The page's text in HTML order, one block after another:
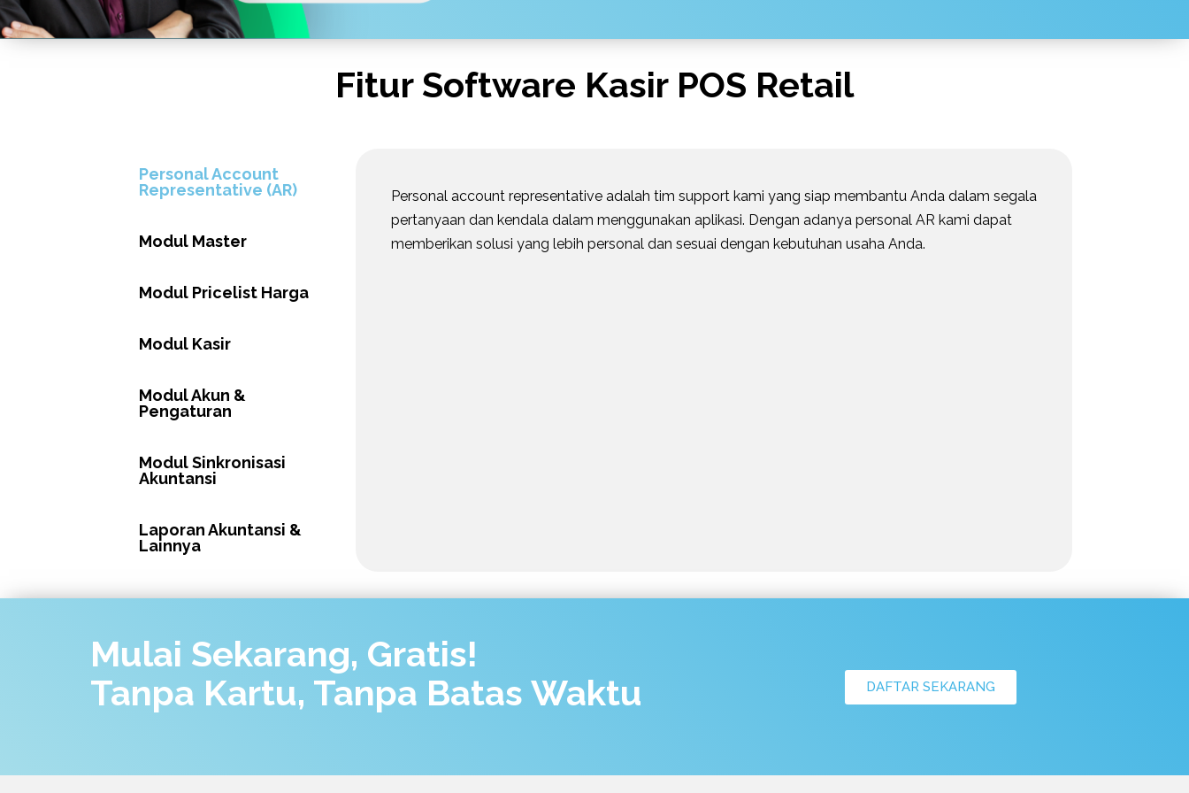
Fitur Software Kasir POS Retail
Personal Account
Representative (AR)
Modul Master
Modul Pricelist Harga
Modul Kasir
Modul Akun &
Pengaturan
Modul Sinkronisasi
Akuntansi
Laporan Akuntansi &
Lainnya
Personal account representative adalah tim support kami yang siap membantu Anda dalam segala
pertanyaan dan kendala dalam menggunakan aplikasi. Dengan adanya personal AR kami dapat
memberikan solusi yang lebih personal dan sesuai dengan kebutuhan usaha Anda.
Mulai Sekarang, Gratis!
Tanpa Kartu, Tanpa Batas Waktu
DAFTAR SEKARANG